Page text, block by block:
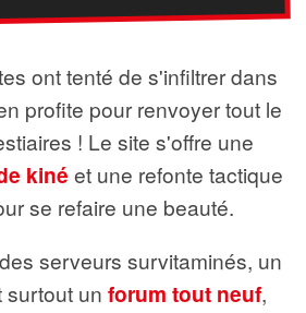
ont tenté de s'infiltrer dans
profite pour renvoyer tout le
! Le site s'offre une
kiné et une refonte tactique
se refaire une beauté.
serveurs survitaminés, un
surtout un forum tout neuf,